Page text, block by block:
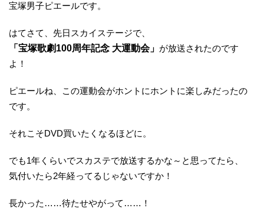
宝塚男子ピエールです。
はてさて、先日スカイステージで、
「宝塚歌劇100周年記念 大運動会」 が放送されたのです
よ！
ピエールね、この運動会がホントにホントに楽しみだったの
です。
それこそDVD買いたくなるほどに。
でも1年くらいでスカステで放送するかな～と思ってたら、
気付いたら2年経ってるじゃないですか！
長かった……待たせやがって……！